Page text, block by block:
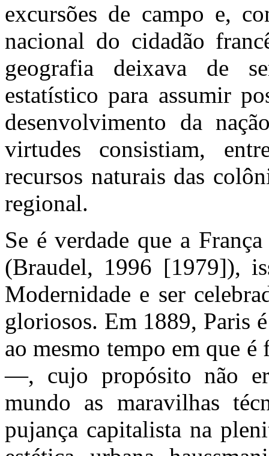
excursões de campo e,
nacional do cidadão
geografia deixava de
estatístico para assumir
desenvolvimento da
virtudes consistiam,
recursos naturais das
regional.
Se é verdade que a
(Braudel, 1996 [1979]),
Modernidade e ser
gloriosos. Em 1889, Paris
ao mesmo tempo em que
—, cujo propósito não
mundo as maravilhas
pujança capitalista na